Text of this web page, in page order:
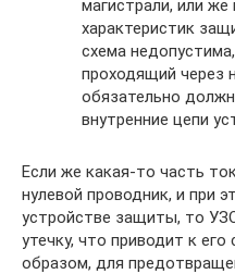
магистрали, или
характеристик
схема
проходящий через
обязательно
внутренние цепи
Если же какая-то часть
нулевой проводник, и при
устройстве защиты, то
утечку, что приводит к
образом, для